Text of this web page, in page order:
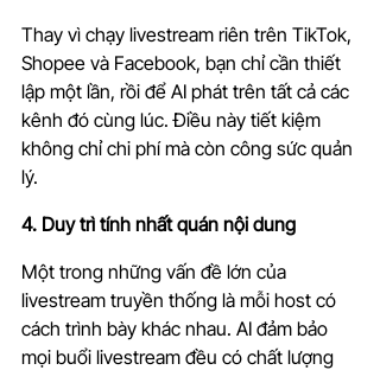
Thay vì chạy livestream riên trên TikTok,
Shopee và Facebook, bạn chỉ cần thiết
lập một lần, rồi để AI phát trên tất cả các
kênh đó cùng lúc. Điều này tiết kiệm
không chỉ chi phí mà còn công sức quản
lý.
4. Duy trì tính nhất quán nội dung
Một trong những vấn đề lớn của
livestream truyền thống là mỗi host có
cách trình bày khác nhau. AI đảm bảo
mọi buổi livestream đều có chất lượng